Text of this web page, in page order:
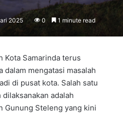
2025 0 1 minute read
Kota Samarinda terus
dalam mengatasi masalah
di pusat kota. Salah satu
adalah
Gunung Steleng yang kini